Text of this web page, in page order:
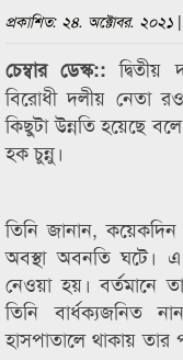
প্রকাশিত: ২৪. অক্টোবর. ২০২১ |
চেম্বার ডেস্ক::
বিরোধী দলীয় নেতা
কিছুটা উন্নতি হয়েছে
হক চুন্নু।
তিনি জানান,
অবস্থা অবনতি ঘটে।
নেওয়া হয়। বর্তমানে
তিনি বার্ধক্যজনিত
হাসপাতালে থাকায়